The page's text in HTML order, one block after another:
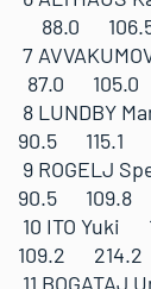
88.0
7
87.0
8
90.5 115.1
9
90.5 109.8
10 ITO
109.2 214.2
11